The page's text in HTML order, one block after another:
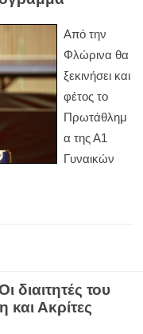
Από την
Φλώρινα θα
ξεκινήσει και
φέτος το
Πρωτάθλημ
α της Α1
Γυναικών
διαιτητές του
Ακρίτες